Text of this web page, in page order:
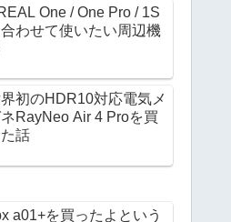
One / One Pro / 1S
合わせて使いたい周辺機
初のHDR10対応電気メ
RayNeo Air 4 Proを買
話
a01+を買ったよという